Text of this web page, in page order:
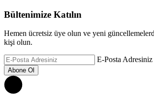
Bültenimize Katılın
Hemen ücretsiz üye olun ve yeni
kişi olun.
E-Posta Adresiniz